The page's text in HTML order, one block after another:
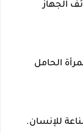
الجهاز
الحامل
للإنسان.